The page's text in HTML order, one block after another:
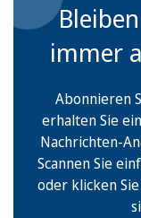
immer
Abonnieren
erhalten Sie
Nachrichten-
Scannen Sie
oder klicken